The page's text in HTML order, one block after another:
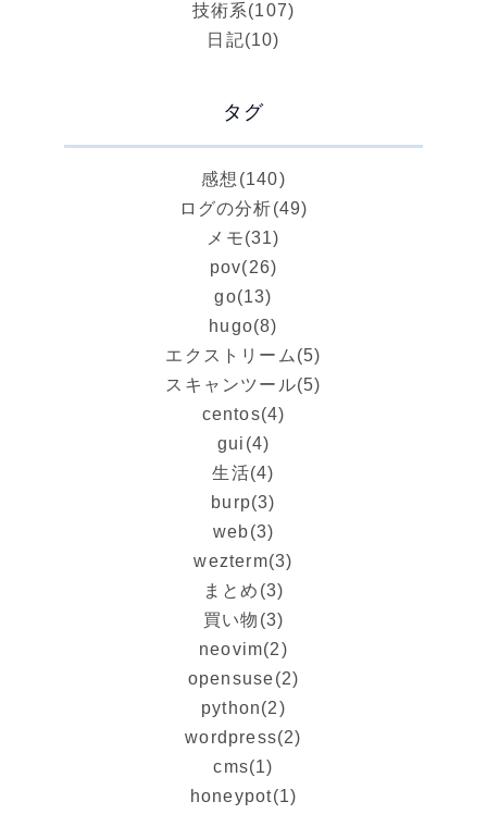
技術系(107)
日記(10)
タグ
感想 (140)
ログの分析(49)
メモ(31)
pov(26)
go(13)
hugo(8)
エクストリーム (5)
スキャンツール(5)
centos(4)
gui (4)
生活(4)
burp(3)
web(3)
wezterm(3)
まとめ (3)
買い物 (3)
neovim(2)
opensuse(2)
python(2)
wordpress(2)
cms(1)
honeypot(1)